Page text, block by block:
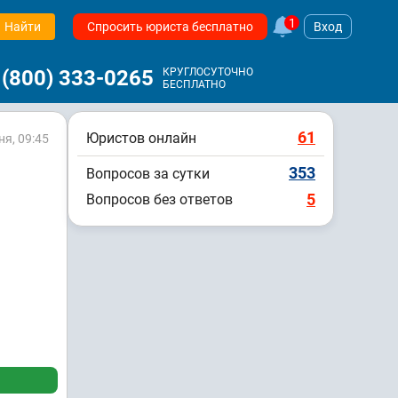
Найти Спросить юриста бесплатно 1 Вход
333-0265
КРУГЛОСУТОЧНО
БЕСПЛАТНО
09:45 Юристов онлайн 61
Вопросов за сутки 353
Вопросов без ответов 5